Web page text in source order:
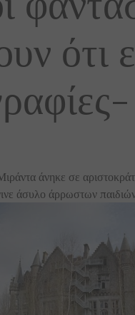
ότι
άνηκε σε
άσυλο άρρωστων